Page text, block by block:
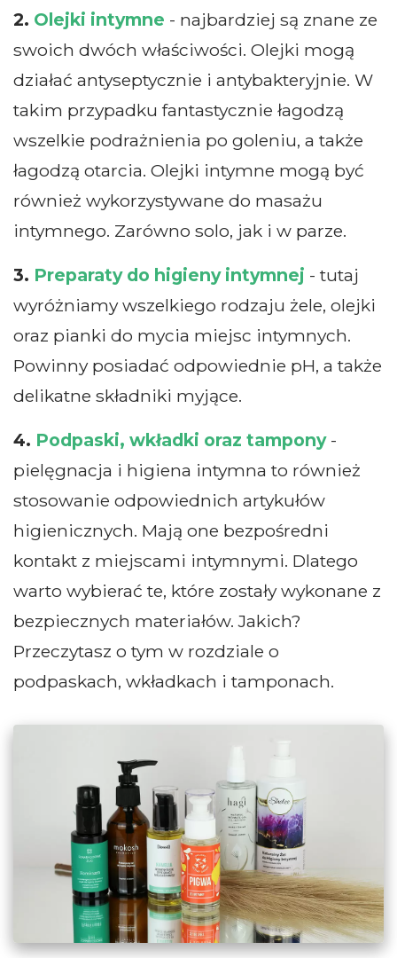
2. Olejki intymne - najbardziej są znane ze
swoich dwóch właściwości. Olejki mogą
działać antyseptycznie i antybakteryjnie. W
takim przypadku fantastycznie łagodzą
wszelkie podrażnienia po goleniu, a także
łagodzą otarcia. Olejki intymne mogą być
również wykorzystywane do masażu
intymnego. Zarówno solo, jak i w parze.
3. Preparaty do higieny intymnej - tutaj
wyróżniamy wszelkiego rodzaju żele, olejki
oraz pianki do mycia miejsc intymnych.
Powinny posiadać odpowiednie pH, a także
delikatne składniki myjące.
4. Podpaski, wkładki oraz tampony -
pielęgnacja i higiena intymna to również
stosowanie odpowiednich artykułów
higienicznych. Mają one bezpośredni
kontakt z miejscami intymnymi. Dlatego
warto wybierać te, które zostały wykonane z
bezpiecznych materiałów. Jakich?
Przeczytasz o tym w rozdziale o
podpaskach, wkładkach i tamponach.